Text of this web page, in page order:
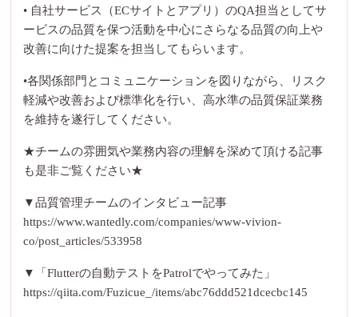
• 自社サービス（ECサイトとアプリ）のQA担当としてサ
ービスの品質を保つ活動を中心にさらなる品質の向上や
改善に向けた提案を担当してもらいます。
•各関係部門とコミュニケーションを図りながら、リスク
軽減や改善および標準化を行い、高水準の品質保証業務
を維持を遂行してください。
★チームの雰囲気や業務内容の理解を深めて頂ける記事
も是非ご覧ください★
▼品質管理チームのインタビュー記事
https://www.wantedly.com/companies/www-vivion-
co/post_articles/533958
▼「Flutterの自動テストをPatrolでやってみた」
https://qiita.com/Fuzicue_/items/abc76ddd521dcecbc145